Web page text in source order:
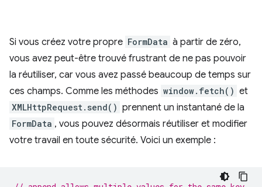
Si vous créez votre propre FormData à partir de zéro,
vous avez peut-être trouvé frustrant de ne pas pouvoir
la réutiliser, car vous avez passé beaucoup de temps sur
ces champs. Comme les méthodes window.fetch() et
XMLHttpRequest.send() prennent un instantané de la
FormData , vous pouvez désormais réutiliser et modifier
votre travail en toute sécurité. Voici un exemple :